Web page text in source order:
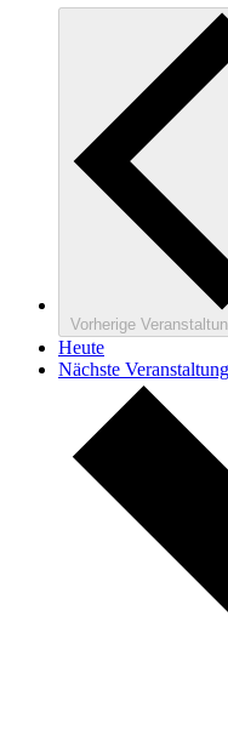
Vorherige
Heute
Nächste